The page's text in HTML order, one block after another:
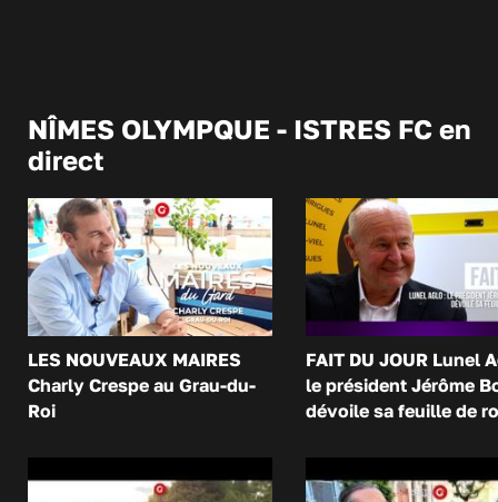
NÎMES OLYMPQUE - ISTRES FC en
direct
LES NOUVEAUX MAIRES
Charly Crespe au Grau-du-
Roi
FAIT DU JOUR Lunel
le président Jérôme
dévoile sa feuille de